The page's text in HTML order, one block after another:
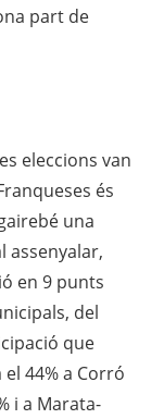
part de
eleccions van
és
una
assenyalar,
en 9 punts
del
que
44% a Corró
i a Marata-